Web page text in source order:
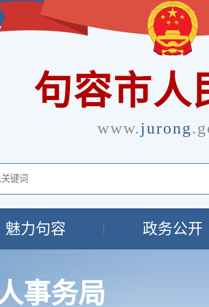
句容市人
www.jurong
魅力句容 政务公开
事务局